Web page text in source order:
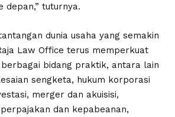
depan,” tuturnya.
dunia usaha yang semakin
Law Office terus memperkuat
bidang praktik, antara lain
sengketa, hukum korporasi
merger dan akuisisi,
dan kepabeanan,